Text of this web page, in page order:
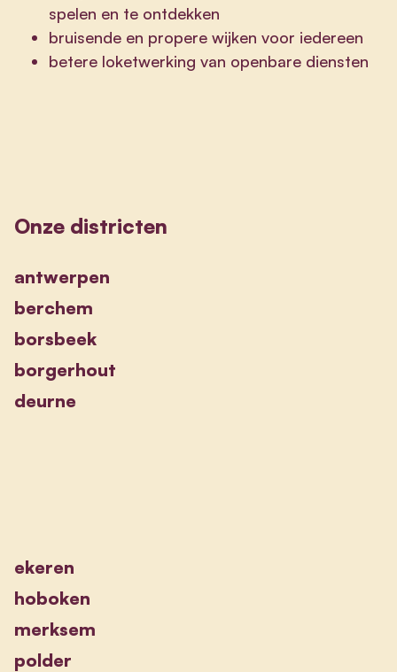
spelen en te ontdekken
bruisende en propere wijken voor iedereen
betere loketwerking van openbare diensten
Onze districten
antwerpen
berchem
borsbeek
borgerhout
deurne
ekeren
hoboken
merksem
polder